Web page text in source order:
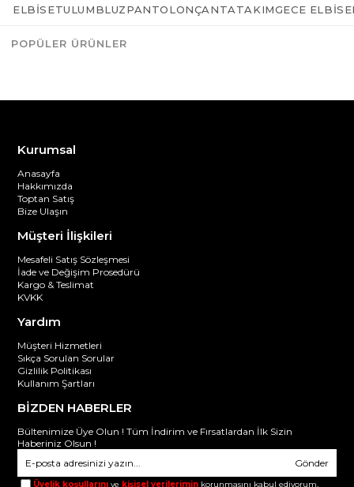
Kurumsal
Anasayfa
Hakkımızda
Toptan Satış
Bize Ulaşın
Müşteri İlişkileri
Mesafeli Satış Sözleşmesi
İade ve Değişim Prosedürü
Kargo & Teslimat
KVKK
Yardım
Müşteri Hizmetleri
Sıkça Sorulan Sorular
Gizlilik Politikası
Kullanım Şartları
BİZDEN HABERLER
Bültenimize Üye Olun ! Tüm İndirim ve Fırsatlardan İlk Sizin
Haberiniz Olsun !
Gönder
Üyelik koşullarını ve kişisel verilerimin korunmasını kabul ediyorum.
ELBISETULUMBLUZPANTOLONÇANTATAKIMGECE
POPÜLER ÜRÜNLER